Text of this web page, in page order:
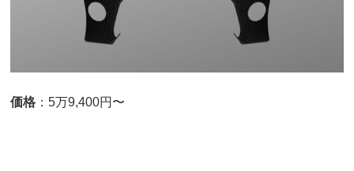
価格 ：5万9,400円〜